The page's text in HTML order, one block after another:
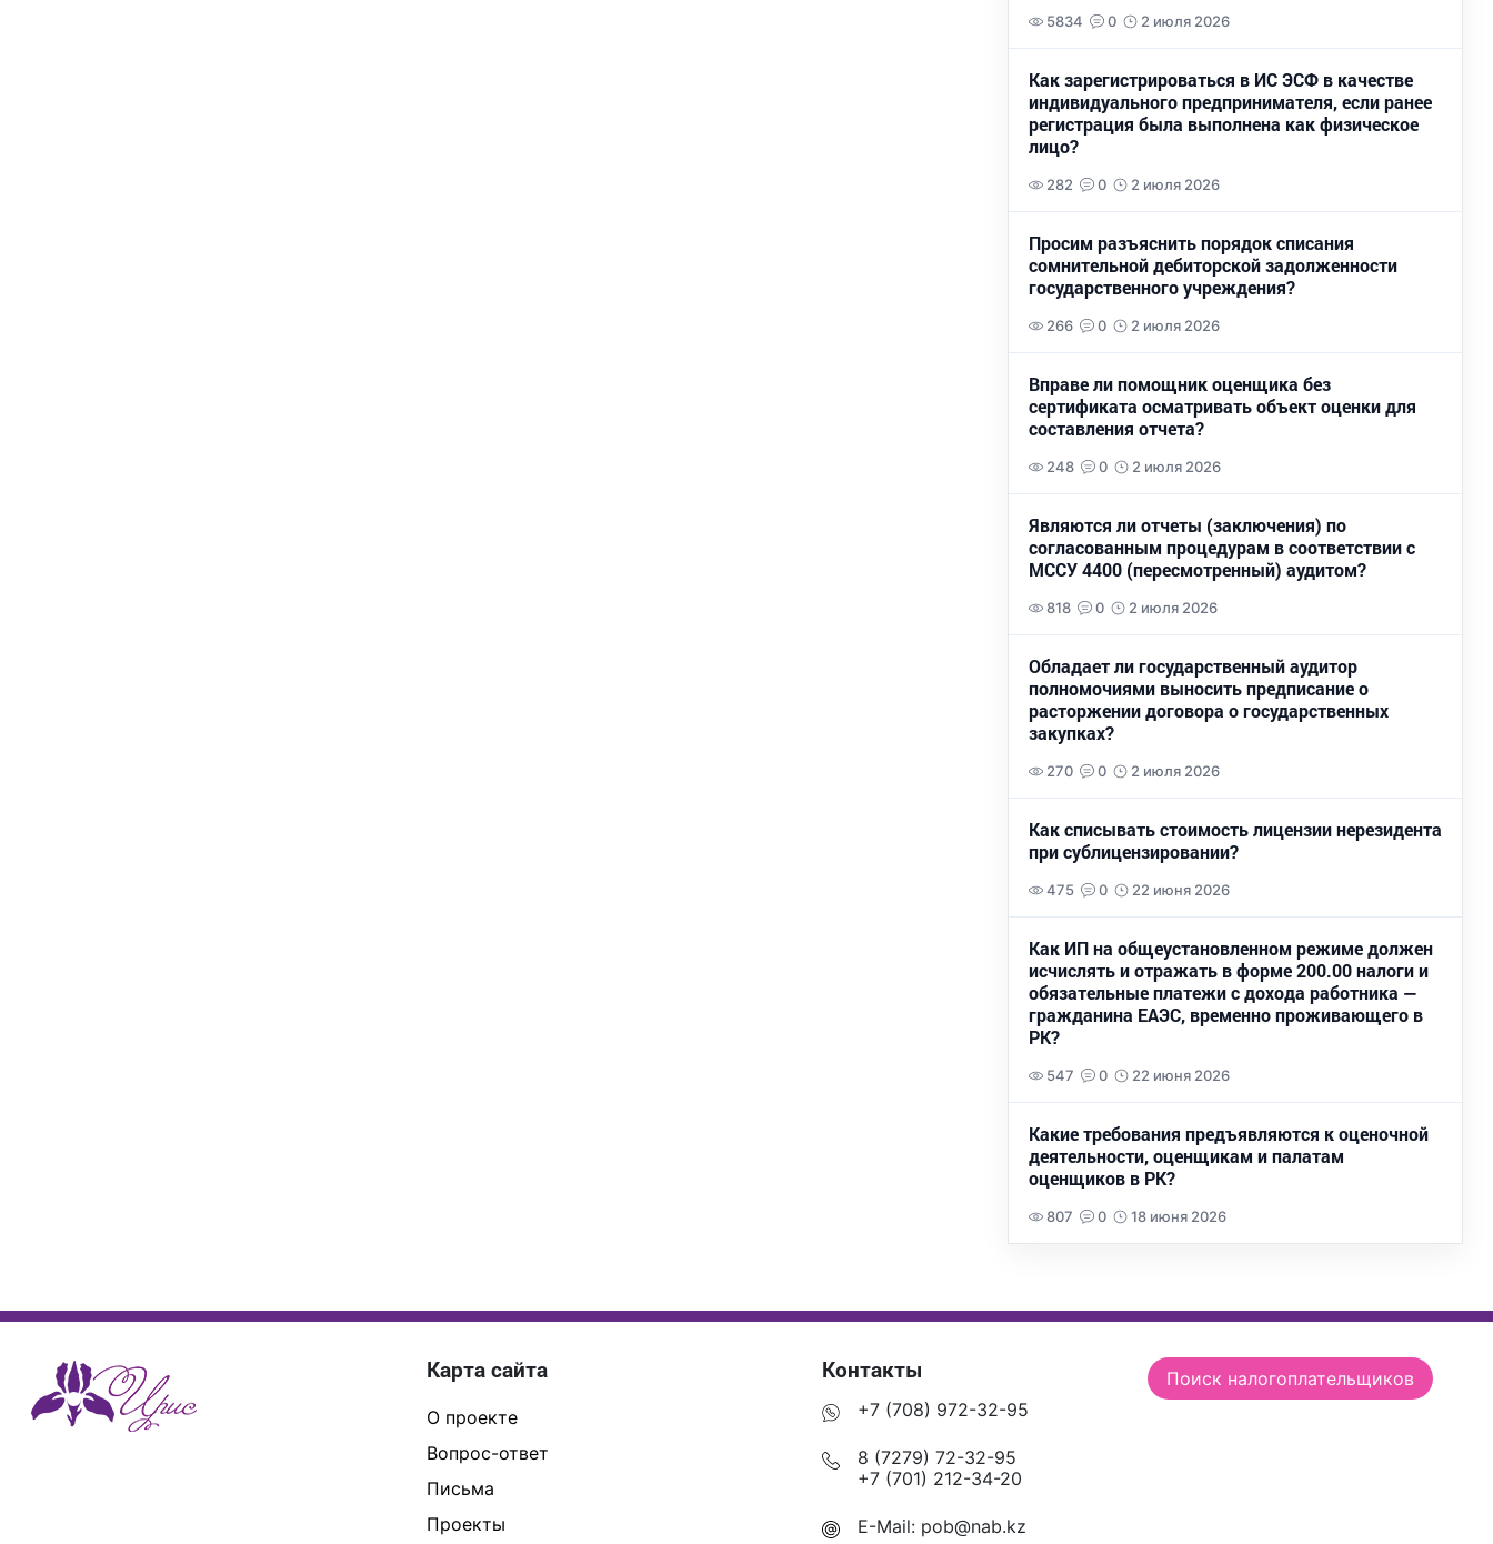
5834 0 2 июля 2026
Как зарегистрироваться в ИС ЭСФ в качестве
индивидуального предпринимателя, если ранее
регистрация была выполнена как физическое
лицо?
282 0 2 июля 2026
Просим разъяснить порядок списания
сомнительной дебиторской задолженности
государственного учреждения?
266 0 2 июля 2026
Вправе ли помощник оценщика без
сертификата осматривать объект оценки для
составления отчета?
248 0 2 июля 2026
Являются ли отчеты (заключения) по
согласованным процедурам в соответствии с
МССУ 4400 (пересмотренный) аудитом?
818 0 2 июля 2026
Обладает ли государственный аудитор
полномочиями выносить предписание о
расторжении договора о государственных
закупках?
270 0 2 июля 2026
Как списывать стоимость лицензии нерезидента
при сублицензировании?
475 0 22 июня 2026
Как ИП на общеустановленном режиме должен
исчислять и отражать в форме 200.00 налоги и
обязательные платежи с дохода работника —
гражданина ЕАЭС, временно проживающего в
РК?
547 0 22 июня 2026
Какие требования предъявляются к оценочной
деятельности, оценщикам и палатам
оценщиков в РК?
807 0 18 июня 2026
Карта сайта
О проекте
Вопрос-ответ
Письма
Проекты
Контакты
+7 (708) 972-32-95
8 (7279) 72-32-95
+7 (701) 212-34-20
E-Mail: pob@nab.kz
Поиск налогоплательщиков